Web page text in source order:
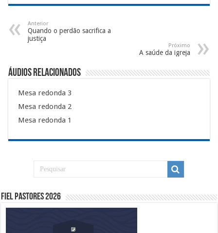
Anterior
Quando o perdão sacrifica a
justiça
Próximo
A saúde da igreja
Áudios Relacionados
Mesa redonda 3
Mesa redonda 2
Mesa redonda 1
Fiel Pastores 2026